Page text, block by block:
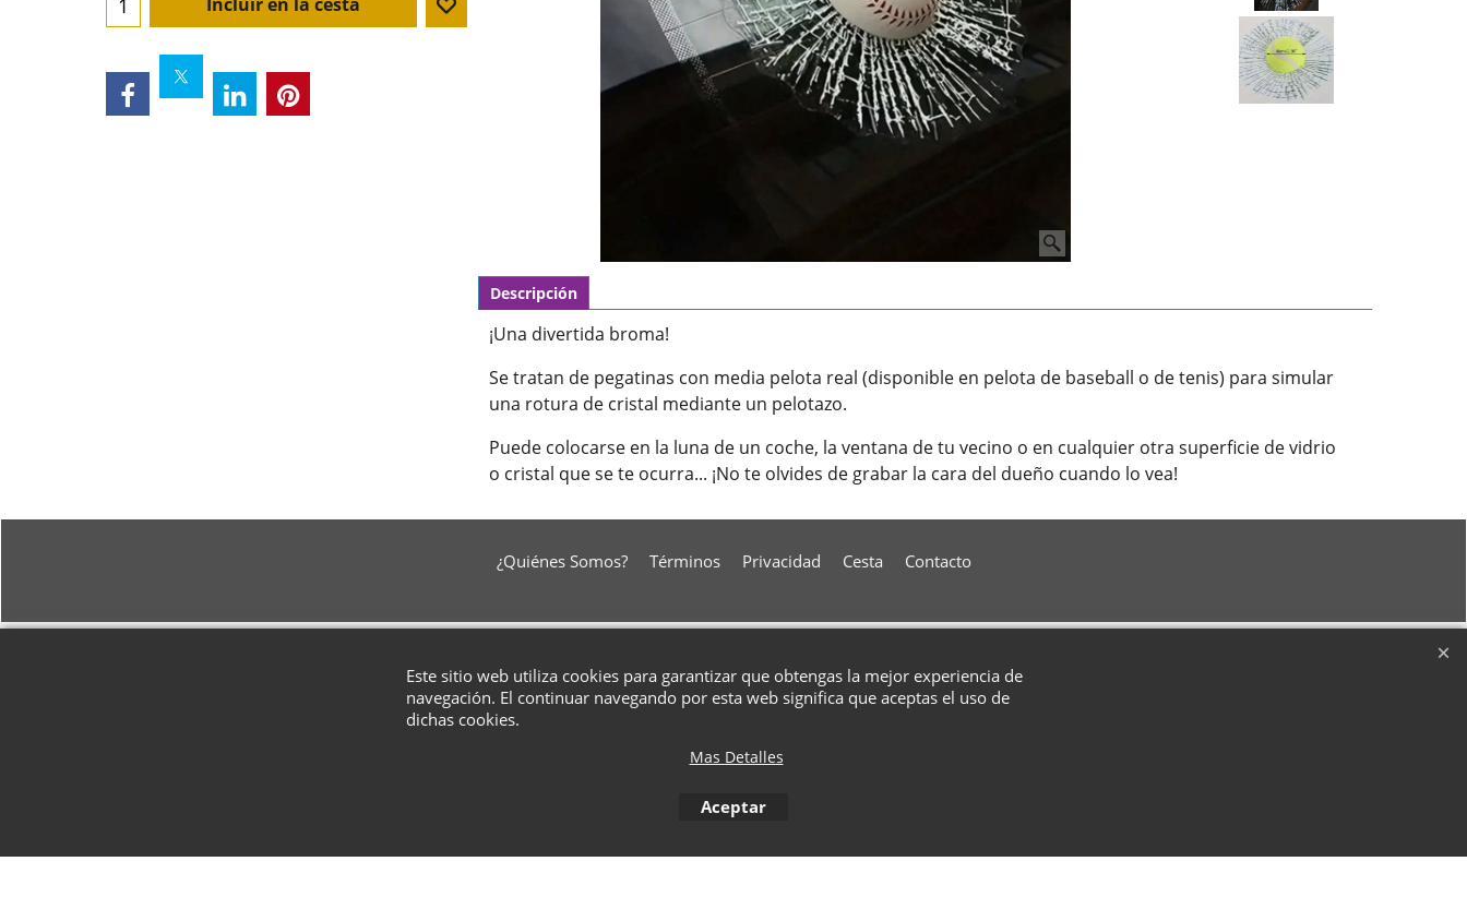
Descripción
¡Una divertida broma!
Se tratan de pegatinas con media pelota real (disponible en pelota de baseball o de tenis) para simular
una rotura de cristal mediante un pelotazo.
Puede colocarse en la luna de un coche, la ventana de tu vecino o en cualquier otra superficie de vidrio
o cristal que se te ocurra... ¡No te olvides de grabar la cara del dueño cuando lo vea!
¿Quiénes Somos? Términos Privacidad Cesta Contacto
Este sitio web utiliza cookies para garantizar que obtengas la mejor experiencia de
navegación. El continuar navegando por esta web significa que aceptas el uso de
dichas cookies.
Mas Detalles
Aceptar